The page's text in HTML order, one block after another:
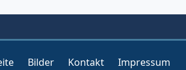
Bilder Kontakt Impressum